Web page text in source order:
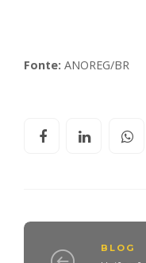
Fonte: ANOREG/BR
BLOG